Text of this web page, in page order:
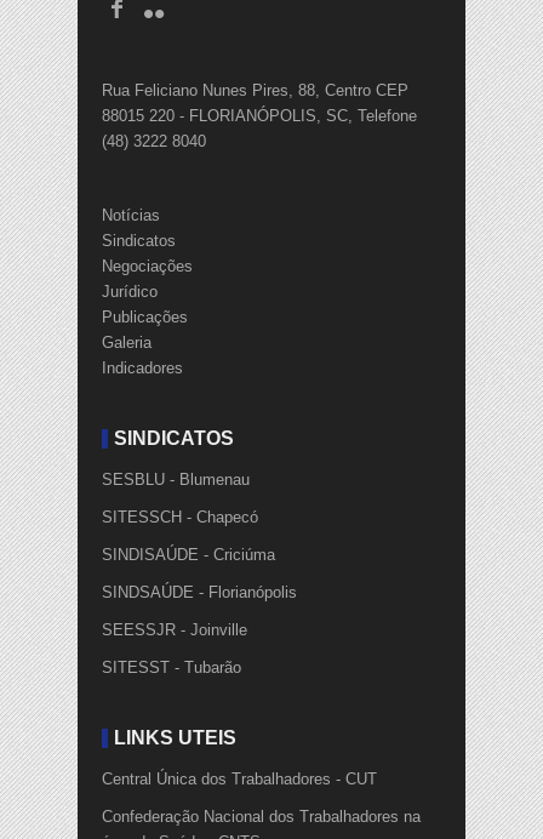
Rua Feliciano Nunes Pires, 88, Centro CEP
88015 220 - FLORIANÓPOLIS, SC, Telefone
(48) 3222 8040
Notícias
Sindicatos
Negociações
Jurídico
Publicações
Galeria
Indicadores
SINDICATOS
SESBLU - Blumenau
SITESSCH - Chapecó
SINDISAÚDE - Criciúma
SINDSAÚDE - Florianópolis
SEESSJR - Joinville
SITESST - Tubarão
LINKS ÚTEIS
Central Única dos Trabalhadores - CUT
Confederação Nacional dos Trabalhadores na